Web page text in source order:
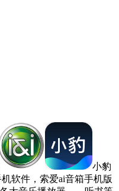
小豹
软件，索爱ai音箱手机版